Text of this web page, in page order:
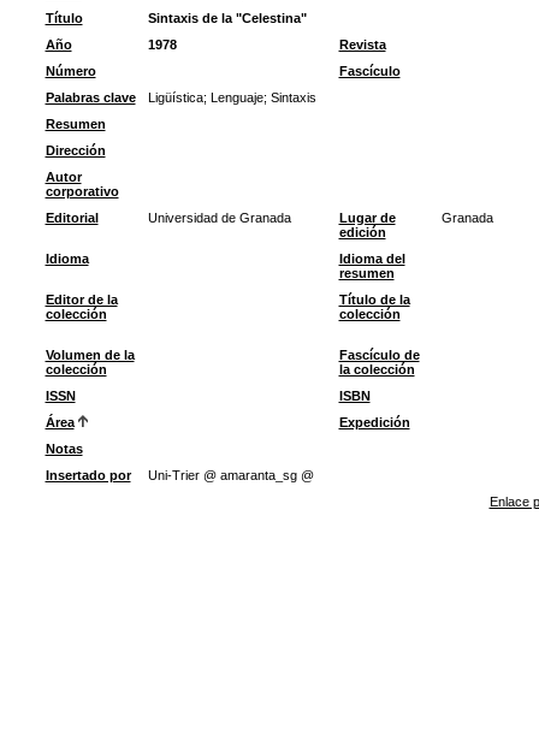
Título
Sintaxis de la "Celestina"
Año
1978
Revista
Número
Fascículo
Palabras clave
Ligüística; Lenguaje; Sintaxis
Resumen
Dirección
Autor
corporativo
Editorial
Universidad de Granada
Lugar de
edición
Granada
Idioma
Idioma del
resumen
Editor de la
colección
Título de la
colección
Volumen de la
colección
Fascículo de
la colección
ISSN
ISBN
Área
Expedición
Notas
Insertado por
Uni-Trier @ amaranta_sg @
Enlace